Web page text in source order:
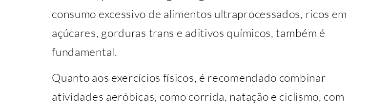
consumo excessivo de alimentos ultraprocessados, ricos em
açúcares, gorduras trans e aditivos químicos, também é
fundamental.
Quanto aos exercícios físicos, é recomendado combinar
atividades aeróbicas, como corrida, natação e ciclismo, com